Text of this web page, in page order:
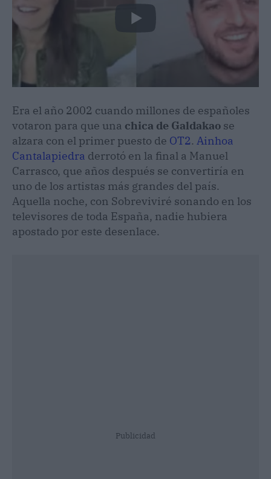
Era el año 2002 cuando millones de españoles
votaron para que una chica de Galdakao se
alzara con el primer puesto de OT2. Ainhoa
Cantalapiedra derrotó en la final a Manuel
Carrasco, que años después se convertiría en
uno de los artistas más grandes del país.
Aquella noche, con Sobreviviré sonando en los
televisores de toda España, nadie hubiera
apostado por este desenlace.
Publicidad